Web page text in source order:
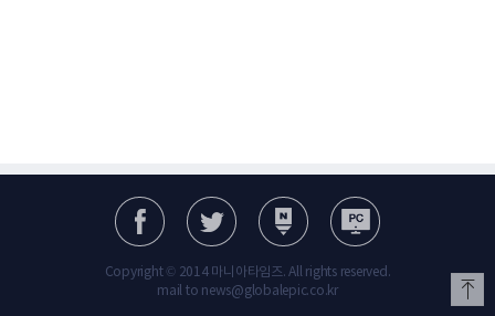
Copyright © 2014 마니아타임즈. All rights reserved.
mail to news@globalepic.co.kr